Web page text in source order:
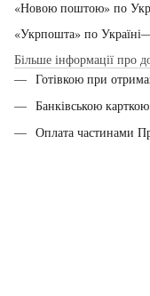
«Новою поштою» по
«Укрпошта» по
Більше інформації про
Готівкою при
Банківською карткою
Оплата частинами